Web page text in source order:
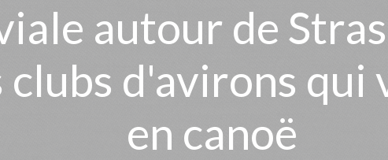
autour de
clubs d'avirons
en canoë